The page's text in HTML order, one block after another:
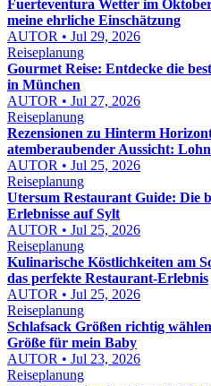
Fuerteventura Wetter im
meine ehrliche Einschätzung
AUTOR • Jul 29, 2026
Reiseplanung
Gourmet Reise: Entdecke die
in München
AUTOR • Jul 27, 2026
Reiseplanung
Rezensionen zu Hinterm
atemberaubender Aussicht:
AUTOR • Jul 25, 2026
Reiseplanung
Utersum Restaurant Guide: Die
Erlebnisse auf Sylt
AUTOR • Jul 25, 2026
Reiseplanung
Kulinarische Köstlichkeiten am
das perfekte Restaurant-Erlebnis
AUTOR • Jul 25, 2026
Reiseplanung
Schlafsack Größen richtig
Größe für mein Baby
AUTOR • Jul 23, 2026
Reiseplanung